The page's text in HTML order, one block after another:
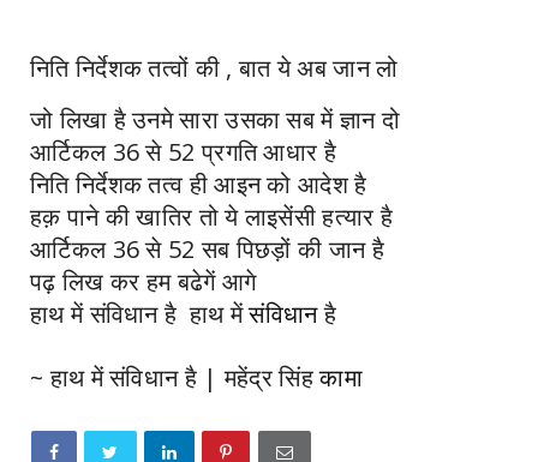
निति निर्देशक तत्वों की ,बात ये अब जान लो
जो लिखा है उनमे सारा उसका सब में ज्ञान दो
आर्टिकल 36 से 52 प्रगति आधार है
निति निर्देशक तत्व ही आइन को आदेश है
हक़ पाने की खातिर तो ये लाइसेंसी हत्यार है
आर्टिकल 36 से 52 सब पिछड़ों की जान है
पढ़ लिख कर हम बढेगें आगे
हाथ में संविधान है हाथ मेंसंविधानहै
~ हाथ में संविधान है | महेंद्र सिंहकामा